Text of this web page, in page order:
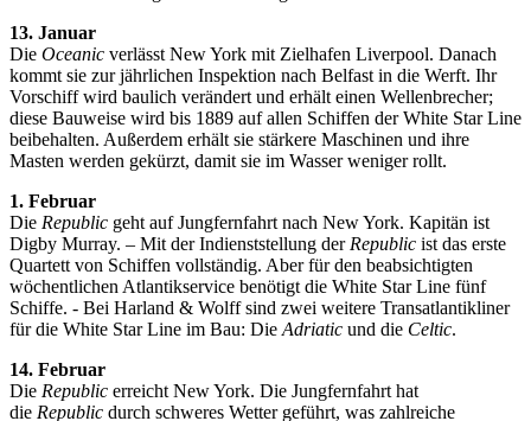
13. Januar
Die Oceanic verlässt New York mit Zielhafen Liverpool. Danach
kommt sie zur jährlichen Inspektion nach Belfast in die Werft. Ihr
Vorschiff wird baulich verändert und erhält einen Wellenbrecher;
diese Bauweise wird bis 1889 auf allen Schiffen der White Star Line
beibehalten. Außerdem erhält sie stärkere Maschinen und ihre
Masten werden gekürzt, damit sie im Wasser weniger rollt.
1. Februar
Die Republic geht auf Jungfernfahrt nach New York. Kapitän ist
Digby Murray. – Mit der Indienststellung der Republic ist das erste
Quartett von Schiffen vollständig. Aber für den beabsichtigten
wöchentlichen Atlantikservice benötigt die White Star Line fünf
Schiffe. - Bei Harland & Wolff sind zwei weitere Transatlantikliner
für die White Star Line im Bau: Die Adriatic und die Celtic.
14. Februar
Die Republic erreicht New York. Die Jungfernfahrt hat
die Republic durch schweres Wetter geführt, was zahlreiche